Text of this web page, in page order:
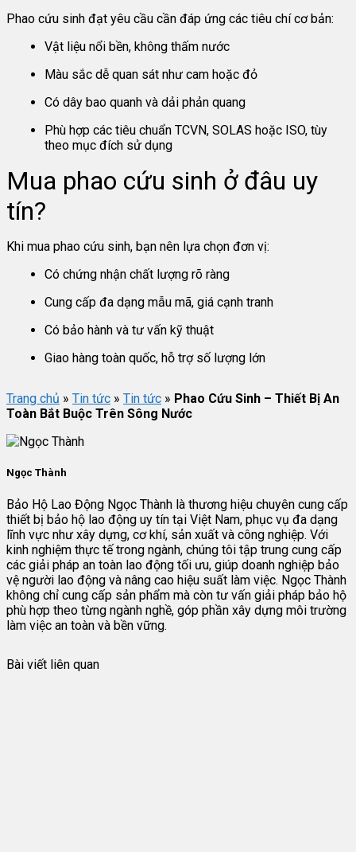
Phao cứu sinh đạt yêu cầu cần đáp ứng các tiêu chí cơ bản:
Vật liệu nổi bền, không thấm nước
Màu sắc dễ quan sát như cam hoặc đỏ
Có dây bao quanh và dải phản quang
Phù hợp các tiêu chuẩn TCVN, SOLAS hoặc ISO, tùy
theo mục đích sử dụng
Mua phao cứu sinh ở đâu uy
tín?
Khi mua phao cứu sinh, bạn nên lựa chọn đơn vị:
Có chứng nhận chất lượng rõ ràng
Cung cấp đa dạng mẫu mã, giá cạnh tranh
Có bảo hành và tư vấn kỹ thuật
Giao hàng toàn quốc, hỗ trợ số lượng lớn
Trang chủ » Tin tức » Tin tức » Phao Cứu Sinh – Thiết Bị An
Toàn Bắt Buộc Trên Sông Nước
Ngọc Thành
Bảo Hộ Lao Động Ngọc Thành là thương hiệu chuyên cung cấp
thiết bị bảo hộ lao động uy tín tại Việt Nam, phục vụ đa dạng
lĩnh vực như xây dựng, cơ khí, sản xuất và công nghiệp. Với
kinh nghiệm thực tế trong ngành, chúng tôi tập trung cung cấp
các giải pháp an toàn lao động tối ưu, giúp doanh nghiệp bảo
vệ người lao động và nâng cao hiệu suất làm việc. Ngọc Thành
không chỉ cung cấp sản phẩm mà còn tư vấn giải pháp bảo hộ
phù hợp theo từng ngành nghề, góp phần xây dựng môi trường
làm việc an toàn và bền vững.
Bài viết liên quan